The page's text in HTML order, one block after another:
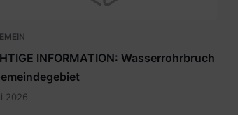
INFORMATION: Wasserrohrbruch
2026